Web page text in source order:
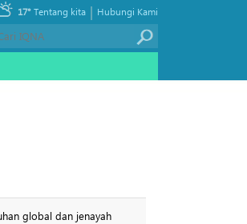
17° Hubungi Kami
|
Tentang kita
global dan jenayah